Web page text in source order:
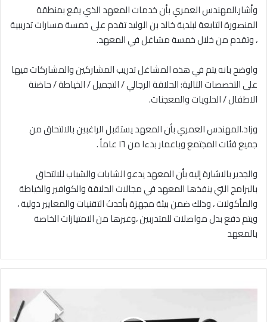
‎وأشار.المهندس العمري بأن خدمات المعهد الذي يقع بمنطقة
المنصورة التابعة لبلدية خالد بن الوليد تقدم على خمسة مسارات تدريبية
، وتقدم من خلال خمسة مشاغل في المعهد.
‎واوضح بانه يتم في هذه المشاغل تدريب المشاركين والمشاركات فيها
على التخصصات التالية: الحلاقة الرجالي / التجميل / الخياطة / حاضنة
الاطفال / الحلويات والمعجنات.
‎وزاد.المهندس العمري بأن المعهد يستقبل الراغبين بالالتحاق من
جميع فئات المجتمع وباعمار بدءا من ١٦ عامأ .
‎والجدير بالاشارة إليه بأن المعهد يدعو الشابات والشباب للالتحاق
بالبرامج التي ينفذها المعهد في مجالات الحلاقة والكوافير والخياطة
والمأكولات ، وذلك ضمن بيئة مجهزة بأحدث التقنيات والمعايير دولية ،
ويتم دفع بدل مواصلات للمتدربين ،وغيرها من الامتيازات الخاصة
بالمعهد
ا